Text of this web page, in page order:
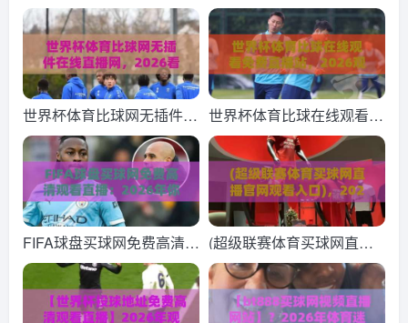
清观看直播，2026看球攻
略来了
凭什么成为2026年球迷新
宠？
世界杯体育比球网无插件在
线直播网，2026看球别再
瞎折腾了
世界杯体育比球在线观看免
费直播站，2026观赛新姿
势来了！
FIFA球盘买球网免费高清观
看直播：2026年你还信这
个？
(超级联赛体育买球网直播
官网观看入口)，2026年最
全观看攻略与避坑指南